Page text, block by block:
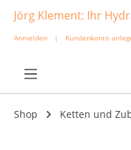
springen
Jörg Klement: Ihr
Anmelden | Kundenkonto
Shop Ketten und